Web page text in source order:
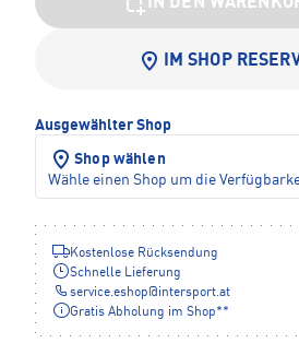
IN DEN
IM SHOP
Ausgewählter Shop
Shop wählen
Wähle einen Shop um die
Kostenlose Rücksendung
Schnelle Lieferung
service.eshop@intersport.at
Gratis Abholung im Shop**